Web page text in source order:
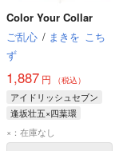
Color Your Collar
ご乱心 / まきを こち
ず
1,887円 （税込）
アイドリッシュセブン
逢坂壮五×四葉環
逢坂壮五
×：在庫なし